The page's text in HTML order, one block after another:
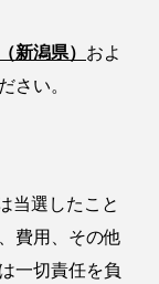
新潟県） およ
さい。
当選したこと
費用、その他
一切責任を負